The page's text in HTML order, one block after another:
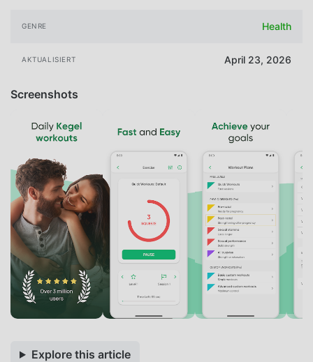
GENRE Health
AKTUALISIERT April 23, 2026
Screenshots
Explore this article